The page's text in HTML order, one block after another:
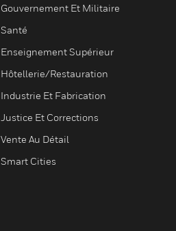
Gouvernement Et Militaire
Santé
Enseignement Supérieur
Hôtellerie/Restauration
Industrie Et Fabrication
Justice Et Corrections
Vente Au Détail
Smart Cities